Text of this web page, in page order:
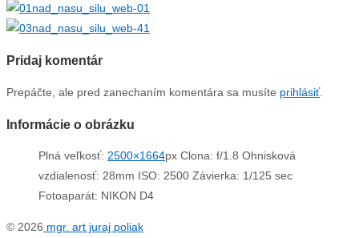
Pridaj komentár
Prepáčte, ale pred zanechaním komentára sa musíte prihlásiť.
Informácie o obrázku
Plná veľkosť: 2500×1664px Clona: f/1.8 Ohnisková
vzdialenosť: 28mm ISO: 2500 Závierka: 1/125 sec
Fotoaparát: NIKON D4
© 2026 mgr. art juraj poliak